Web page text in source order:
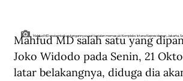
Mahfud MD melambaikan tangannya saat berjalan memasuki Kompleks Istana Kepresidenan, Jakarta,
Mahfud MD salah satu yang
Joko Widodo pada Senin, 21
latar belakangnya, diduga dia